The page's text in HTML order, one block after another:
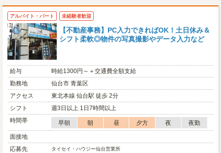
アルバイト・パート 未経験者歓迎
【不動産事務】PC入力できればOK！土日休み＆
シフト柔軟◎物件の写真撮影やデータ入力など
給与
時給1300円～＋交通費全額支給
勤務地
仙台市 青葉区
アクセス
東北本線 仙台駅 徒歩 2分
シフト
週3日以上 1日7時間以上
時間帯
早朝 朝 昼 夕方 夜
夜勤
面接地
応募先
タイセイ・ハウジー仙台営業所